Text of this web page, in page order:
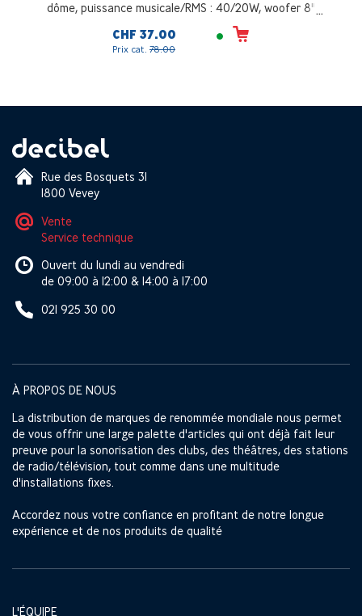
dôme, puissance musicale/RMS : 40/20W, woofer 8"
avec dôme tweeter coaxials, niveau de pression sonore
à la puissance musicale 109dB/1m, blanc (RAL 9003)
CHF 37.00
Prix cat. 78.00
Rue des Bosquets 31
1800 Vevey
Vente
Service technique
Ouvert du lundi au vendredi
de 09:00 à 12:00 & 14:00 à 17:00
021 925 30 00
À PROPOS DE NOUS
La distribution de marques de renommée mondiale nous permet
de vous offrir une large palette d'articles qui ont déjà fait leur
preuve pour la sonorisation des clubs, des théâtres, des stations
de radio/télévision, tout comme dans une multitude
d'installations fixes.
Accordez nous votre confiance en profitant de notre longue
expérience et de nos produits de qualité
L'ÉQUIPE